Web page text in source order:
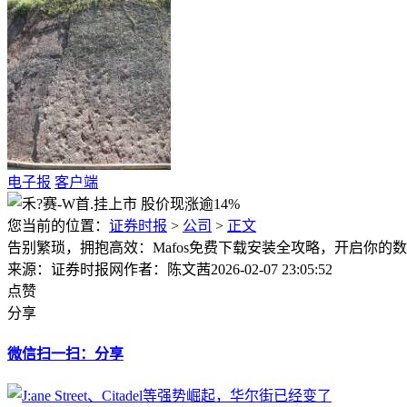
电子报 客户端
您当前的位置： 证券时报 > 公司 > 正文
告别繁琐，拥抱高效：Mafos免费下载安装全攻略，开启你的
来源：证券时报网作者：陈文茜2026-02-07 23:05:52
点赞
分享
微信扫一扫：分享